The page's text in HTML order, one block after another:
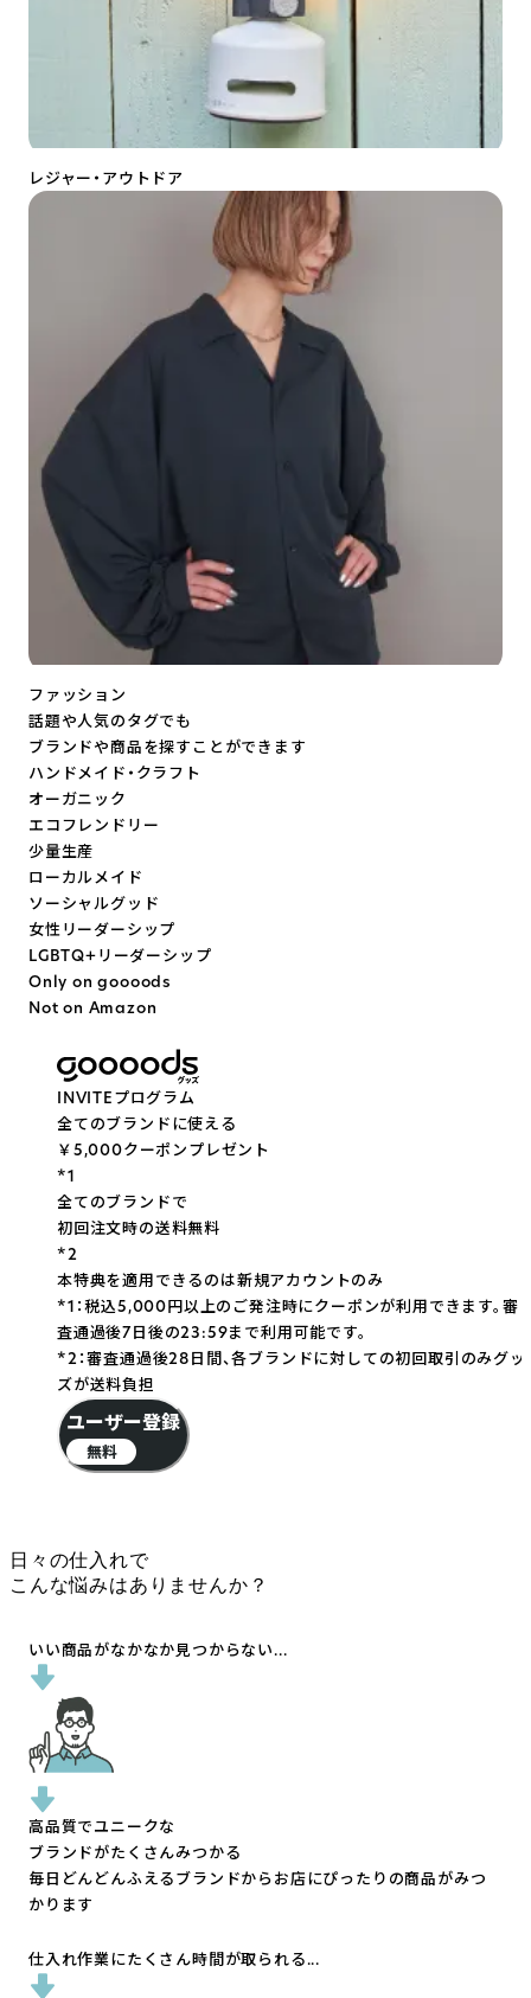
レジャー・アウトドア
ファッション
話題や人気のタグでも
ブランドや商品を探すことができます
ハンドメイド・クラフト
オーガニック
エコフレンドリー
少量生産
ローカルメイド
ソーシャルグッド
女性リーダーシップ
LGBTQ+リーダーシップ
Only on goooods
Not on Amazon
INVITEプログラム
全てのブランドに使える
￥5,000クーポンプレゼント
*1
全てのブランドで
初回注文時の送料無料
*2
本特典を適用できるのは新規アカウントのみ
*1：税込5,000円以上のご発注時にクーポンが利用できます。審
査通過後7日後の23:59まで利用可能です。
*2：審査通過後28日間、各ブランドに対しての初回取引のみグッ
ズが送料負担
ユーザー登録
無料
日々の仕入れで
こんな悩みはありませんか？
いい商品がなかなか見つからない...
高品質でユニークな
ブランドがたくさんみつかる
毎日どんどんふえるブランドからお店にぴったりの商品がみつ
かります
仕入れ作業にたくさん時間が取られる...